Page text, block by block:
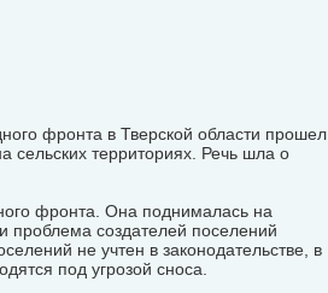
фронта в Тверской области прошел
сельских территориях. Речь шла о
фронта. Она поднималась на
создателей поселений
не учтен в законодательстве, в
под угрозой сноса.